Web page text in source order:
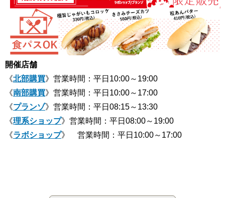
開催店舗
《北部購買》営業時間：平日10:00～19:00
《南部購買》営業時間：平日10:00～17:00
《プランゾ》営業時間：平日08:15～13:30
《理系ショップ》営業時間：平日08:00～19:00
《ラボショップ》 営業時間：平日10:00～17:00